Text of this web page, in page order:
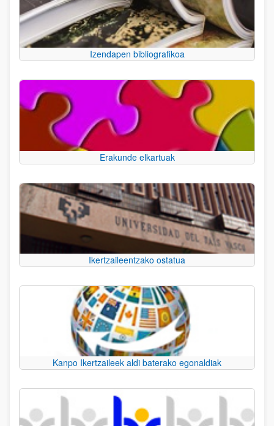
Izendapen bibliografikoa
Erakunde elkartuak
Ikertzaileentzako ostatua
Kanpo Ikertzaileek aldi baterako egonaldiak